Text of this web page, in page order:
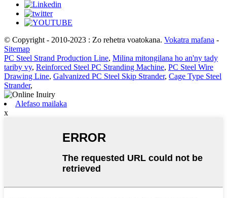
© Copyright - 2010-2023 : Zo rehetra voatokana. Vokatra mafana -
Sitemap
PC Steel Strand Production Line, Milina mitongilana ho an'ny tady
tariby vy, Reinforced Steel PC Stranding Machine, PC Steel Wire
Drawing Line, Galvanized PC Steel Skip Strander, Cage Type Steel
Strander,
Alefaso mailaka
x